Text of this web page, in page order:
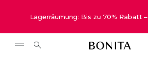
Lagerräumung: Bis zu 70% Rabatt –